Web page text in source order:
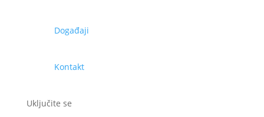
Događaji
Kontakt
Uključite se